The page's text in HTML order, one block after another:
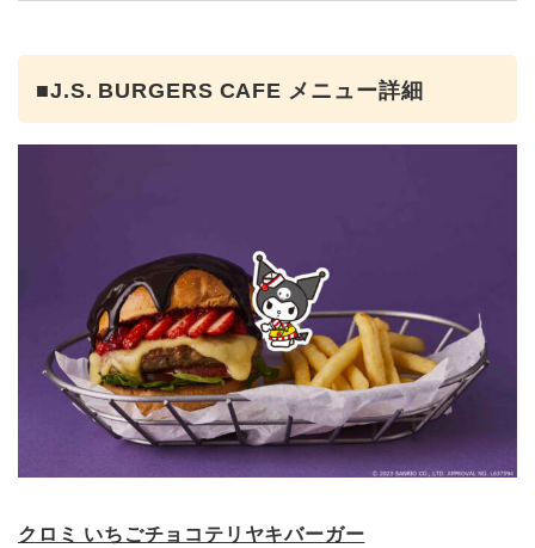
■J.S. BURGERS CAFE メニュー詳細
クロミ いちごチョコテリヤキバーガー